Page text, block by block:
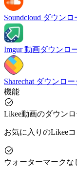
Soundcloud ダウンロ
Imgur 動画ダウンロ
Sharechat ダウンロ
機能
Likee動画のダウンロ
お気に入りのLikee
ウォーターマークな